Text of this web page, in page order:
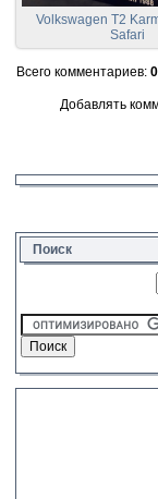
Volkswagen T2
Safari
Всего комментариев: 0
Добавлять
Поиск